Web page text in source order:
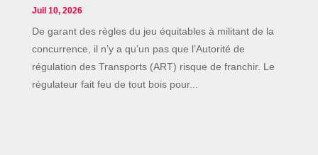
Juil 10, 2026
De garant des règles du jeu équitables à militant de la
concurrence, il n’y a qu’un pas que l’Autorité de
régulation des Transports (ART) risque de franchir. Le
régulateur fait feu de tout bois pour...